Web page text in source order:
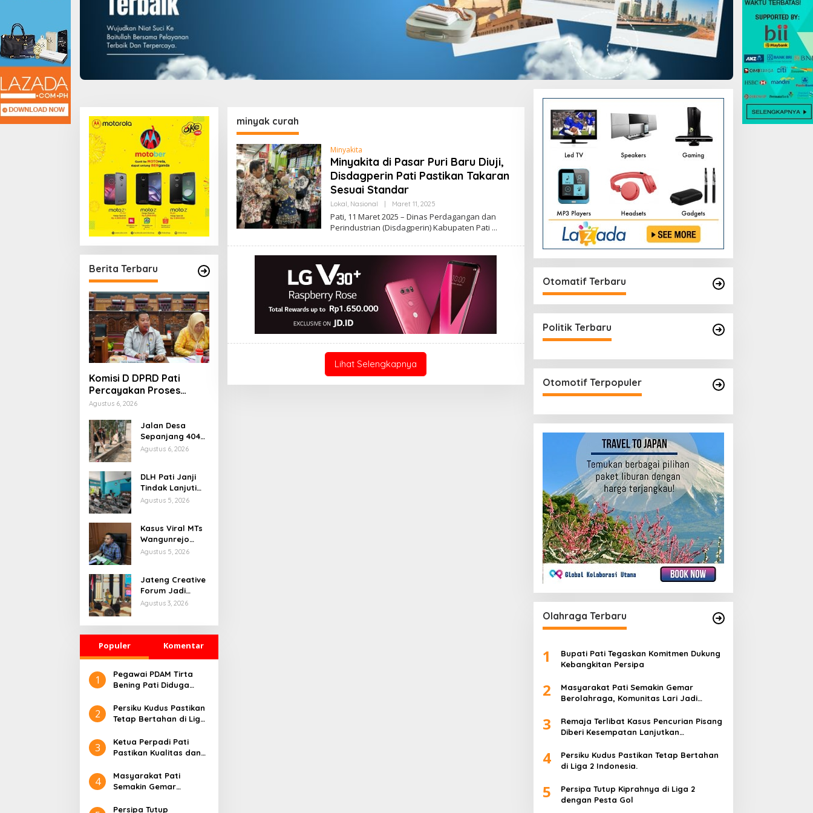
Berita Terbaru
Komisi D DPRD Pati
Percayakan Proses
Hukum Kasus MTs
Polisi
Agustus 6, 2026
Jalan Desa
Sepanjang 404
Meter Rampung,
Segera Rasakan
Manfaat
Agustus 6, 2026
DLH Pati Janji
Tindak Lanjuti
Keluhan Warga
Agustus 5, 2026
Kasus Viral MTs
Wangunrejo
Masuk Tahap
Alat Bukti
Agustus 5, 2026
Jateng Creative
Forum Jadi
Ajang Pati
Ekonomi Kreatif
Agustus 3, 2026
Populer Komentar
1
Pegawai PDAM Tirta
Bening Pati Diduga
Palsu, Lima Korban
Rugi Ratusan Juta
2
Persiku Kudus Pastikan
Tetap Bertahan di Liga
3
Ketua Perpadi Pati
Pastikan Kualitas dan
Jelang Lebaran
4
Masyarakat Pati
Semakin Gemar
Komunitas Lari Jadi
Persipa Tutup
minyak curah
Minyakita
Minyakita di Pasar Puri Baru Diuji,
Disdagperin Pati Pastikan Takaran
Sesuai Standar
Lokal, Nasional Maret 11, 2025
E
H
D
M
Pati, 11 Maret 2025 – Dinas Perdagangan dan
Perindustrian (Disdagperin) Kabupaten Pati
Lihat Selengkapnya
Otomatif Terbaru
Politik Terbaru
Otomotif Terpopuler
Olahraga Terbaru
1
Bupati Pati Tegaskan Komitmen Dukung
Kebangkitan Persipa
2
Masyarakat Pati Semakin Gemar
Berolahraga, Komunitas Lari Jadi
3
Remaja Terlibat Kasus Pencurian Pisang
Diberi Kesempatan Lanjutkan
4
Persiku Kudus Pastikan Tetap Bertahan
di Liga 2 Indonesia.
5
Persipa Tutup Kiprahnya di Liga 2
dengan Pesta Gol